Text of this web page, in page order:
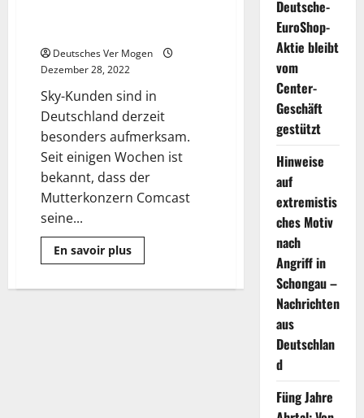
Deutsches Ver Mogen
Dezember 28, 2022
Sky-Kunden sind in
Deutschland derzeit
besonders aufmerksam.
Seit einigen Wochen ist
bekannt, dass der
Mutterkonzern Comcast
seine...
En savoir plusMehr
Informationen
Kunden
Deutsche-
EuroShop-
Aktie bleibt
vom
Center-
Geschäft
gestützt
Hinweise
auf
extremistis
ches Motiv
nach
Angriff in
Schongau –
Nachrichten
aus
Deutschlan
d
Füng Jahre